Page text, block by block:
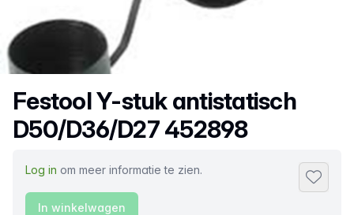
Productnaam
Festool Y-stuk antistatisch
D50/D36/D27 452898
Log in om meer informatie te zien.
In winkelwagen